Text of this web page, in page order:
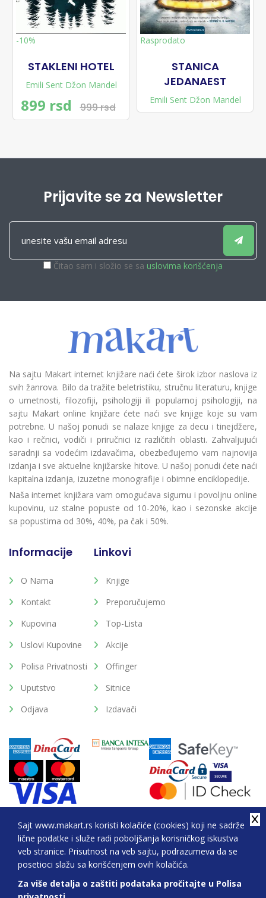
Sajt www.makart.rs koristi kolačiće (cookies) koji ne sadrže
lične podatke i služe radi poboljšanja korisničkog iskustva
veb stranice. Prisutnost na veb sajtu, podrazumeva da se
posetioci slažu sa korišćenjem ovih kolačića.
Za više detalja o zaštiti podataka pročitajte u Polisa
-10%
STAKLENI HOTEL
Emili Sent Džon Mandel
899 rsd 999 rsd
Rasprodato
STANICA
JEDANAEST
Emili Sent Džon Mandel
Prijavite se za Newsletter
Čitao sam i složio se sa uslovima korišćenja
Na sajtu Makart internet knjižare naći ćete širok izbor naslova iz
svih žanrova. Bilo da tražite beletristiku, stručnu literaturu, knjige
o umetnosti, filozofiji, psihologiji ili popularnoj psihologiji, na
sajtu Makart online knjižare ćete naći sve knjige koje su vam
potrebne. U našoj ponudi se nalaze knjige za decu i tinejdžere,
kao i rečnici, vodiči i priručnici iz različitih oblasti. Zahvaljujući
saradnji sa vodećim izdavačima, obezbeđujemo vam najnovija
izdanja i sve aktuelne knjižarske hitove. U našoj ponudi ćete naći
kapitalna izdanja, izuzetne monografije i obimne enciklopedije.
Naša internet knjižara vam omogućava sigurnu i povoljnu online
kupovinu, uz stalne popuste od 10-20%, kao i sezonske akcije
sa popustima od 30%, 40%, pa čak i 50%.
Informacije
O Nama
Kontakt
Kupovina
Uslovi Kupovine
Polisa Privatnosti
Uputstvo
Odjava
Linkovi
Knjige
Preporučujemo
Top-Lista
Akcije
Offinger
Sitnice
Izdavači
2026. All Rights Reserved © Makart.rs - MAKART DOO
BEOGRAD (NOVI BEOGRAD), PIB: 105184104, MB:
20337524
Sve cene na ovom sajtu iskazane su u dinarima. PDV je uračunat u cenu.